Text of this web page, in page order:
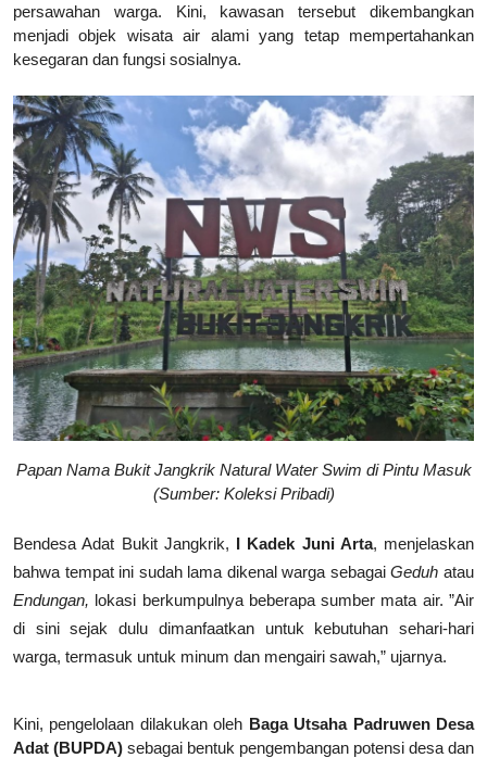
persawahan warga. Kini, kawasan tersebut dikembangkan
menjadi objek wisata air alami yang tetap mempertahankan
kesegaran dan fungsi sosialnya.
Papan Nama Bukit Jangkrik Natural Water Swim di Pintu Masuk
(Sumber: Koleksi Pribadi)
Bendesa Adat Bukit Jangkrik, I Kadek Juni Arta, menjelaskan
bahwa tempat ini sudah lama dikenal warga sebagaiGeduh atau
Endungan, lokasi berkumpulnya beberapa sumber mata air. ”Air
di sini sejak dulu dimanfaatkan untuk kebutuhan sehari-hari
warga, termasuk untuk minum dan mengairi sawah,” ujarnya.
Kini, pengelolaan dilakukan oleh Baga Utsaha Padruwen Desa
Adat (BUPDA) sebagai bentuk pengembangan potensi desa dan